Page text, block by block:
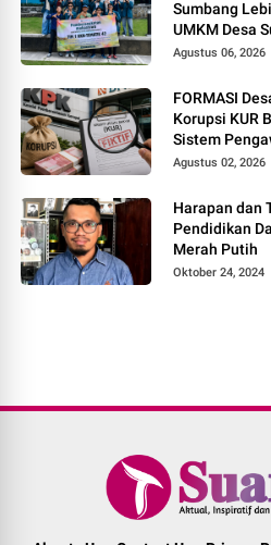
Sumbang
UMKM Desa
Agustus 06, 2026
FORMASI
Korupsi KUR
Sistem
Direksi
Agustus 02, 2026
Harapan dan
Pendidikan
Merah Putih
Oktober 24, 2024